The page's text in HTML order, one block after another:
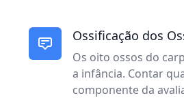
Ossificação dos
Os oito ossos do
a infância. Contar
componente da